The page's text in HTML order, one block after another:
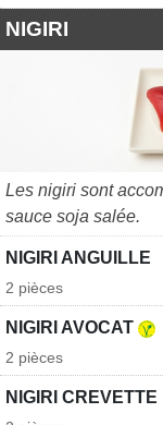
NIGIRI
Les nigiri sont
sauce soja salée.
NIGIRI ANGUILLE
2 pièces
NIGIRI AVOCAT
2 pièces
NIGIRI CREVETTE